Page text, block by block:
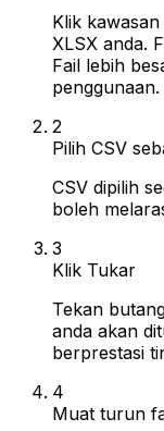
Klik
XLSX anda.
Fail lebih
penggunaan.
2
Pilih CSV
CSV dipilih
boleh
3
Klik Tukar
Tekan
anda akan
berprestasi
4
Muat turun